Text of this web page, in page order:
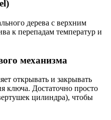
дерева с верхним
к перепадам температур и
механизма
открывать и закрывать
ключа. Достаточно просто
цилиндра), чтобы